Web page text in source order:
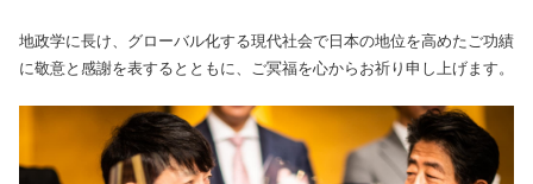
地政学に長け、グローバル化する現代社会で日本の地位を高めたご功績
に敬意と感謝を表するとともに、ご冥福を心からお祈り申し上げます。